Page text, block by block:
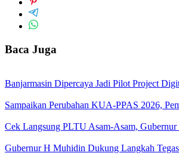
Baca Juga
Banjarmasin Dipercaya Jadi Pilot Project
Sampaikan Perubahan KUA-PPAS 2026,
Cek Langsung PLTU Asam-Asam,
Gubernur H Muhidin Dukung Langkah